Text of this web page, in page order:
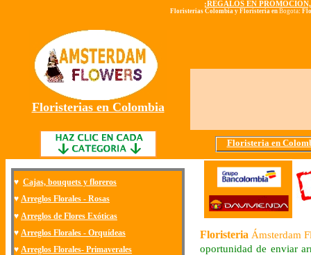
¡REGALOS EN
Floristerias Colombia y Floristeria en Bogota:
Floristerias en Colombia
Floristeria en
♥ Cajas, bouquets y floreros
♥ Arreglos Florales - Rosas
♥ Arreglos de Flores Exóticas
♥ Arreglos Florales - Orquídeas
♥ Arreglos Florales- Primaverales
Floristeria Ámsterdam
oportunidad de enviar